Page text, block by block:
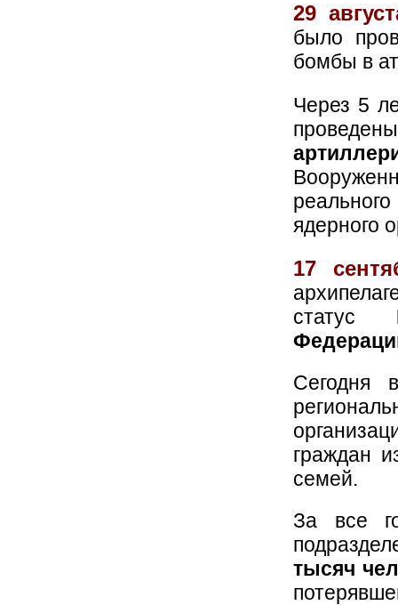
29
было
бомбы в
Через 5
ядерного
17
статус
Сегодня
граждан
семей.
За все
тысяч